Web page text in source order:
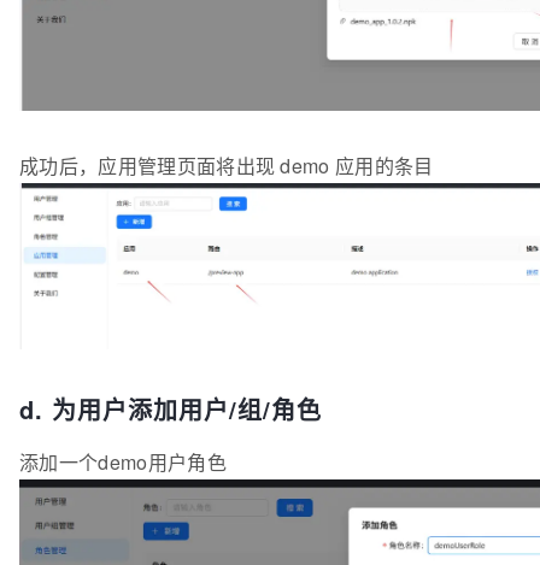
成功后，应用管理页面将出现 demo 应用的条目
d. 为用户添加用户/组/角色
添加一个demo用户角色